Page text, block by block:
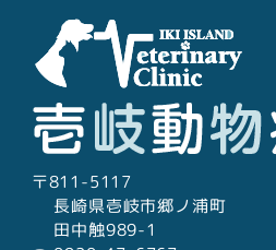
〒811-5117
長崎県壱岐市郷ノ浦町
田中触989-1